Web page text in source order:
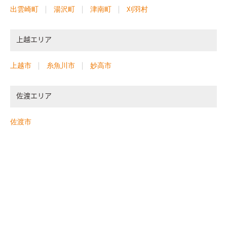
出雲崎町
湯沢町 津南町 刈羽村
上越エリア
上越市 糸魚川市 妙高市
佐渡エリア
佐渡市